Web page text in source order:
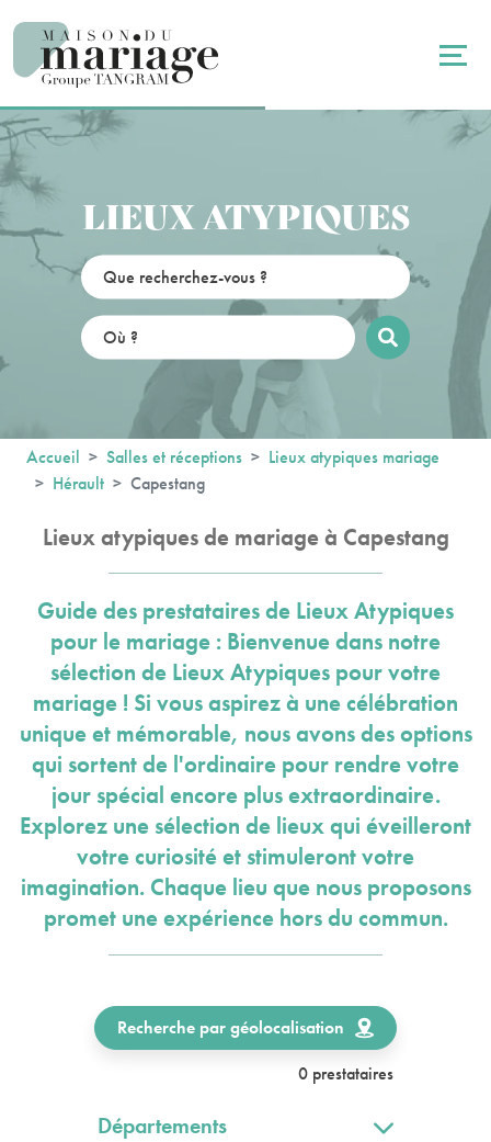
LIEUX ATYPIQUES
Accueil Salles et réceptions
Lieux atypiques mariage
Hérault
Capestang
Lieux atypiques de mariage à Capestang
Guide des prestataires de Lieux Atypiques
pour le mariage : Bienvenue dans notre
sélection de Lieux Atypiques pour votre
mariage ! Si vous aspirez à une célébration
unique et mémorable, nous avons des options
qui sortent de l'ordinaire pour rendre votre
jour spécial encore plus extraordinaire.
Explorez une sélection de lieux qui éveilleront
votre curiosité et stimuleront votre
imagination. Chaque lieu que nous proposons
promet une expérience hors du commun.
Recherche par géolocalisation
0 prestataires
Départements